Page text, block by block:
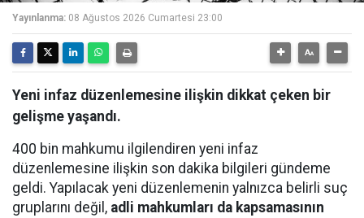
Yayınlanma: 08 Ağustos 2026 Cumartesi 23:00
Yeni infaz düzenlemesine ilişkin dikkat çeken bir
gelişme yaşandı.
400 bin mahkumu ilgilendiren yeni infaz
düzenlemesine ilişkin son dakika bilgileri gündeme
geldi. Yapılacak yeni düzenlemenin yalnızca belirli suç
gruplarını değil, adli mahkumları da kapsamasının